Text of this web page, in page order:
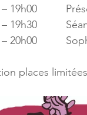
places